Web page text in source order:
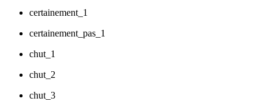
certainement_1
certainement_pas_1
chut_1
chut_2
chut_3